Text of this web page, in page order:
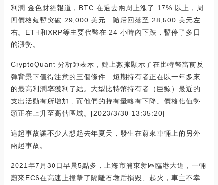
利潤:金色財經報道，BTC 在過去兩周上漲了 17% 以上，周
四價格短暫突破 29,000 美元，隨后回落至 28,500 美元左
右。ETH和XRP等主要代幣在 24 小時內下跌，暫停了多日
的漲勢。
CryptoQuant 分析師表示，鏈上數據顯示了在比特幣當前反
彈背景下值得注意的三個條件：短期持有者正在以一年多來
的最高利潤率獲利了結。大型比特幣持有者（巨鯨）最近的
支出活動有所增加，而他們的持有量略有下降。價格估值勢
頭正在上升至高估區域。[2023/3/30 13:35:20]
這起事故讓不少人想起去年夏天，發生在蔚來車輛上的另外
兩起事故。
2021年7月30日早晨5點多，上海市浦東新區臨港大道，一輛
蔚來EC6在高速上撞擊了隔離石墩后損毀、起火，車主不幸